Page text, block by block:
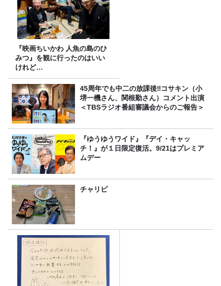
『映画ちいかわ 人魚の島のひ
みつ』を観に行ったのはいい
けれど…
45周年でも中二の放課後‼コサキン（小
堺一機さん、関根勤さん）コメント出演
＜TBSラジオ番組審議会からのご報告＞
『ゆうゆうワイド』『デイ・キャッ
チ！』が１日限定復活。9/21はプレミア
ムデー
チャリピ